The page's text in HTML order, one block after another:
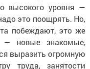
высокого уровня —
это поощрять. Но,
побеждают, это же
— новые знакомые,
выразить огромную
труда, занятости